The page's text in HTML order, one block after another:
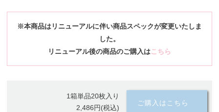
※本商品はリニューアルに伴い商品スペックが変更いたしま
した。
リニューアル後の商品のご購入はこちら
1箱単品20枚入り
2,486円(税込)
ご購入はこちら